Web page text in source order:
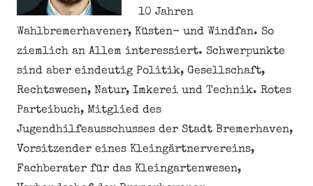
10 Jahren
Wahlbremerhavener, Küsten- und Windfan. So
ziemlich an Allem interessiert. Schwerpunkte
sind aber eindeutig Politik, Gesellschaft,
Rechtswesen, Natur, Imkerei und Technik. Rotes
Parteibuch, Mitglied des
Jugendhilfeausschusses der Stadt Bremerhaven,
Vorsitzender eines Kleingärtnervereins,
Fachberater für das Kleingartenwesen,